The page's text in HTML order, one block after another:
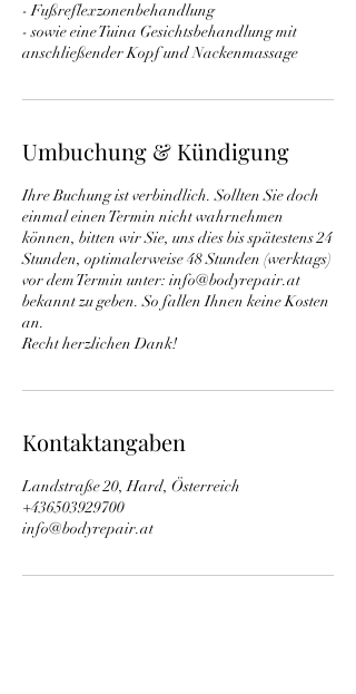
- Fußreflexzonenbehandlung
- sowie eine Tuina Gesichtsbehandlung mit
anschließender Kopf und Nackenmassage
Umbuchung & Kündigung
Ihre Buchung ist verbindlich. Sollten Sie doch
einmal einen Termin nicht wahrnehmen
können, bitten wir Sie, uns dies bis spätestens 24
Stunden, optimalerweise 48 Stunden (werktags)
vor dem Termin unter: info@bodyrepair.at
bekannt zu geben. So fallen Ihnen keine Kosten
an.
Recht herzlichen Dank!
Kontaktangaben
Landstraße 20, Hard, Österreich
+436503929700
info@bodyrepair.at